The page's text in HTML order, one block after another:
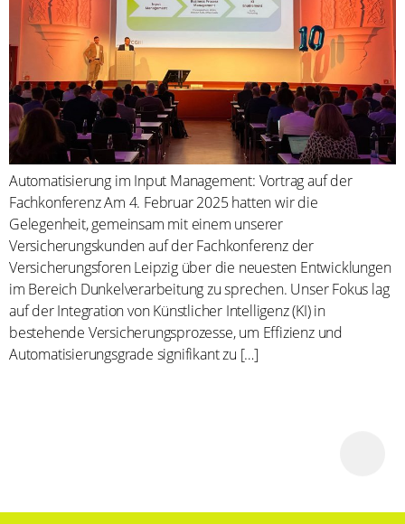
Automatisierung im Input Management: Vortrag auf der
Fachkonferenz Am 4. Februar 2025 hatten wir die
Gelegenheit, gemeinsam mit einem unserer
Versicherungskunden auf der Fachkonferenz der
Versicherungsforen Leipzig über die neuesten Entwicklungen
im Bereich Dunkelverarbeitung zu sprechen. Unser Fokus lag
auf der Integration von Künstlicher Intelligenz (KI) in
bestehende Versicherungsprozesse, um Effizienz und
Automatisierungsgrade signifikant zu […]